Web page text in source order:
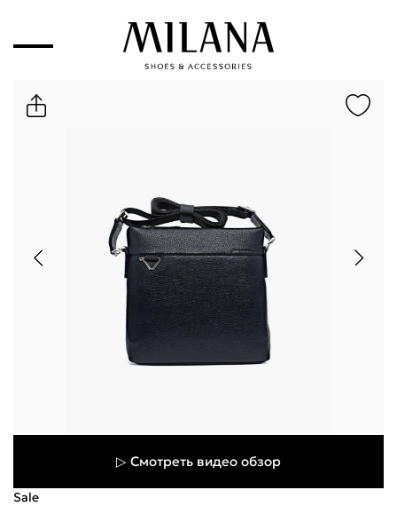
▷ Смотреть видео обзор
Sale